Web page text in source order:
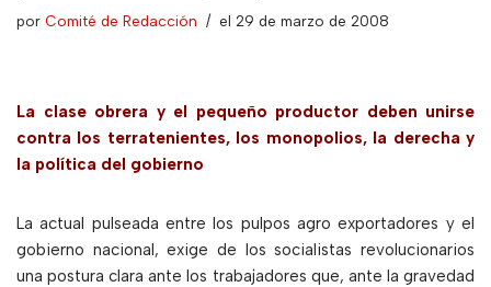
por Comité de Redacción el 29 de marzo de 2008
La clase obrera y el pequeño productor deben unirse
contra los terratenientes, los monopolios, la derecha y
la política del gobierno
La actual pulseada entre los pulpos agro exportadores y el
gobierno nacional, exige de los socialistas revolucionarios
una postura clara ante los trabajadores que, ante la gravedad